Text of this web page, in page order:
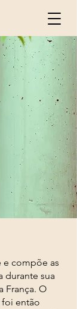
e compõe as
durante sua
França. O
foi então